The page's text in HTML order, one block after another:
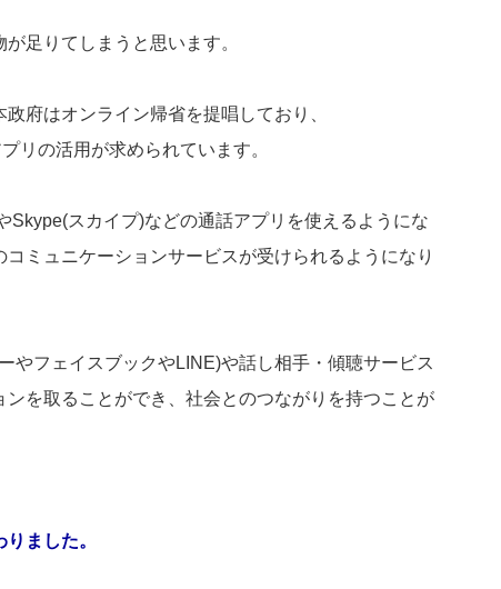
足りてしまうと思います。
府はオンライン帰省を提唱しており、
リの活用が求められています。
Skype(スカイプ)などの通話アプリを使えるようにな
ミュニケーションサービスが受けられるようになり
やフェイスブックやLINE)や話し相手・傾聴サービス
を取ることができ、社会とのつながりを持つことが
ました。